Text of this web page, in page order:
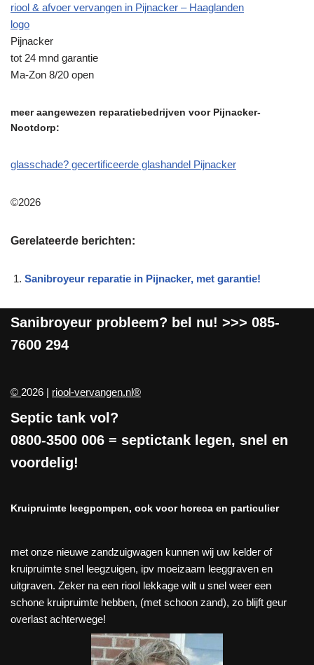
riool & afvoer vervangen in Pijnacker – Haaglanden
logo
Pijnacker
tot 24 mnd garantie
Ma-Zon 8/20 open
meer aangewezen reparatiebedrijven voor Pijnacker-
Nootdorp:
glasschade? gecertificeerde glashandel Pijnacker
©2026
Gerelateerde berichten:
Sanibroyeur reparatie in Pijnacker, met garantie!
Sanibroyeur probleem? bel nu! >>> 085-
7600 294
© 2026 | riool-vervangen.nl®
Septic tank vol?
0800-3500 006 = septictank legen, snel en
voordelig!
Kruipruimte leegpompen, ook voor horeca en particulier
met onze nieuwe zandzuigwagen kunnen wij uw kelder of
kruipruimte snel leegzuigen, ipv moeizaam leeggraven en
uitgraven. Zeker na een riool lekkage wilt u snel weer een
schone kruipruimte hebben, (met schoon zand), zo blijft geur
overlast achterwege!